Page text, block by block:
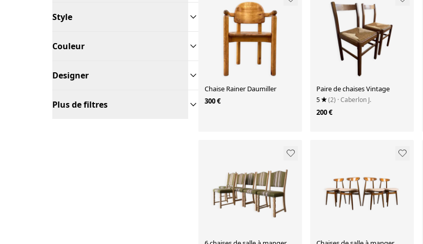
Style
Couleur
Designer
Plus de filtres
Chaise Rainer Daumiller
300 €
Paire de chaises Vintage
5 (2) · Caberlon J.
200 €